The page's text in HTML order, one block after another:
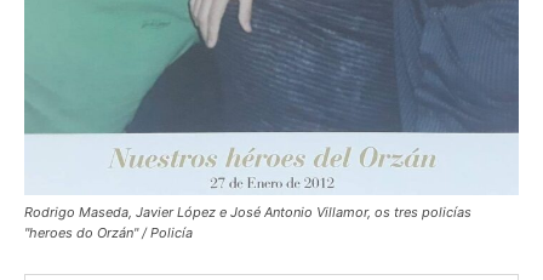
Rodrigo Maseda, Javier López e José Antonio Villamor, os tres policías
"heroes do Orzán" / Policía